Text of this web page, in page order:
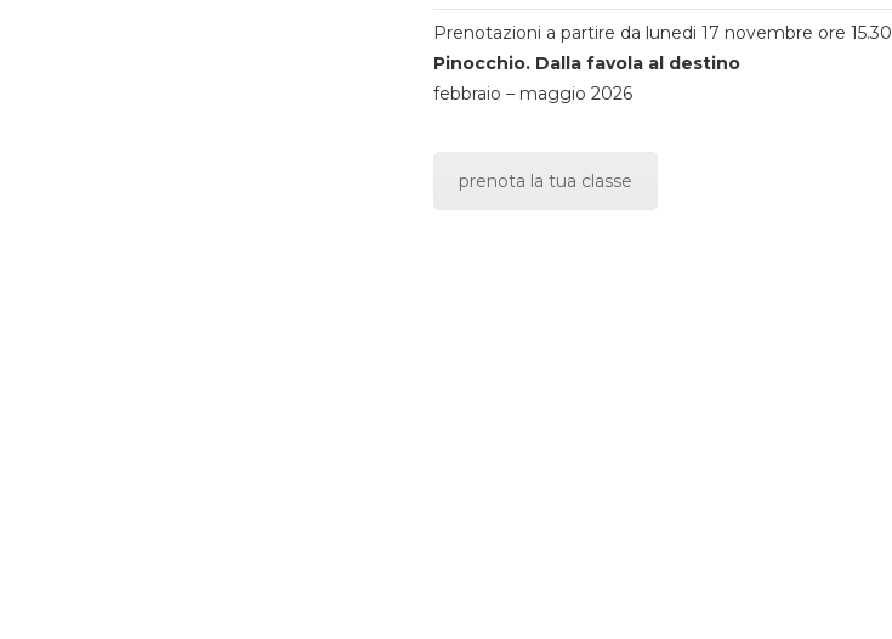
Prenotazioni a partire da lunedi 17 novembre ore 15.30
Pinocchio. Dalla favola al destino
febbraio – maggio 2026
prenota la tua classe